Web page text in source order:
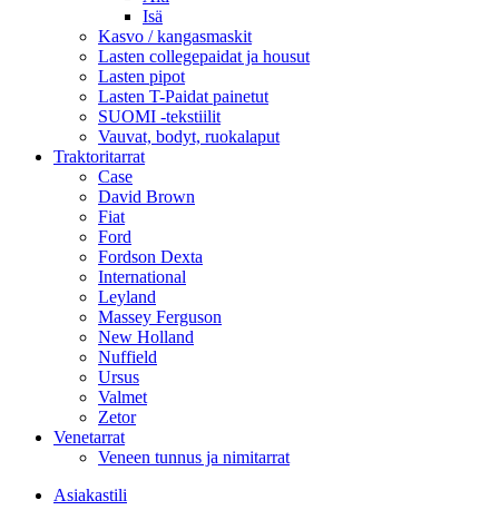
Isä
Kasvo / kangasmaskit
Lasten collegepaidat ja housut
Lasten pipot
Lasten T-Paidat painetut
SUOMI -tekstiilit
Vauvat, bodyt, ruokalaput
Traktoritarrat
Case
David Brown
Fiat
Ford
Fordson Dexta
International
Leyland
Massey Ferguson
New Holland
Nuffield
Ursus
Valmet
Zetor
Venetarrat
Veneen tunnus ja nimitarrat
Asiakastili